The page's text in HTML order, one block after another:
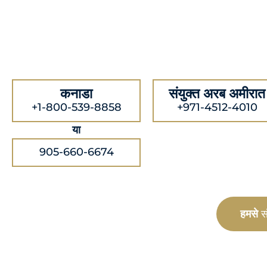
कनाडा
+1-800-539-8858
या
905-660-6674
संयुक्त अरब अमीरात
+971-4512-4010
हमसे